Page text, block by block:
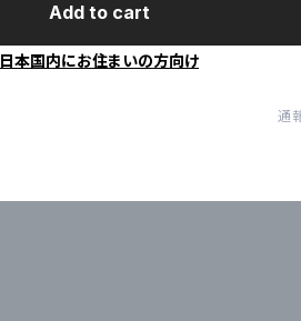
Add to cart
日本国内にお住まいの方向け
通